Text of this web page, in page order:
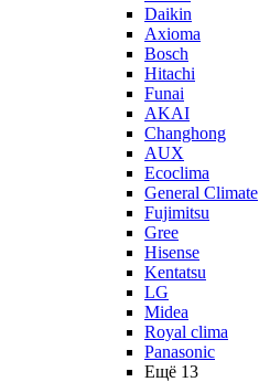
Daikin
Axioma
Bosch
Hitachi
Funai
AKAI
Changhong
AUX
Ecoclima
General Climate
Fujimitsu
Gree
Hisense
Kentatsu
LG
Midea
Royal clima
Panasonic
Ещё 13